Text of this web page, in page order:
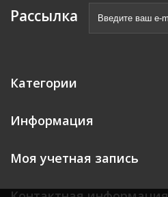
Рассылка
Категории
Информация
Моя учетная запись